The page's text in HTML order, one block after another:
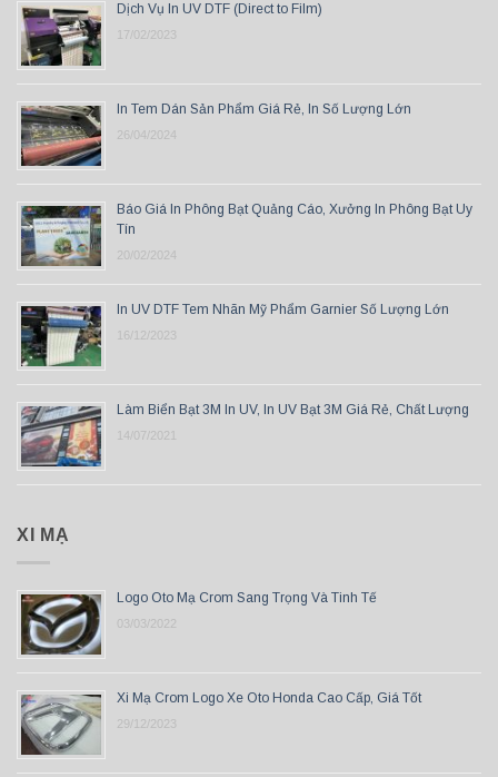
Dịch Vụ In UV DTF (Direct to Film)
17/02/2023
In Tem Dán Sản Phẩm Giá Rẻ, In Số Lượng Lớn
26/04/2024
Báo Giá In Phông Bạt Quảng Cáo, Xưởng In Phông Bạt Uy
Tín
20/02/2024
In UV DTF Tem Nhãn Mỹ Phẩm Garnier Số Lượng Lớn
16/12/2023
Làm Biển Bạt 3M In UV, In UV Bạt 3M Giá Rẻ, Chất Lượng
14/07/2021
XI MẠ
Logo Oto Mạ Crom Sang Trọng Và Tinh Tế
03/03/2022
Xi Mạ Crom Logo Xe Oto Honda Cao Cấp, Giá Tốt
29/12/2023